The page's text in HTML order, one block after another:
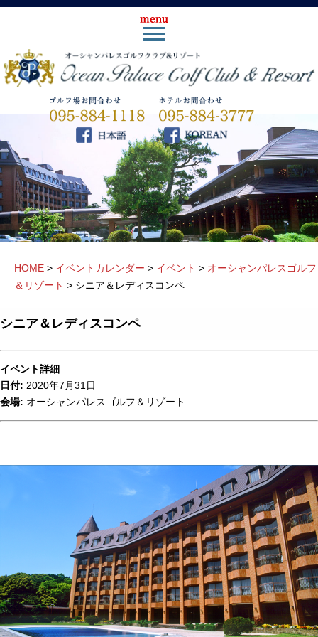
HOME > イベントカレンダー > イベント > オーシャンパレスゴルフ
＆リゾート > シニア＆レディスコンペ
シニア＆レディスコンペ
イベント詳細
日付: 2020年7月31日
会場: オーシャンパレスゴルフ＆リゾート